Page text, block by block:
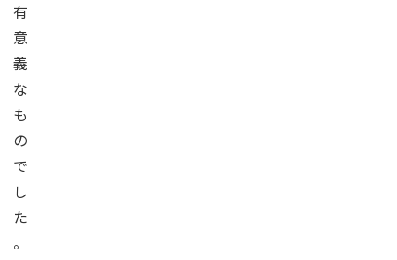
有
意
義
な
も
の
で
し
た
。